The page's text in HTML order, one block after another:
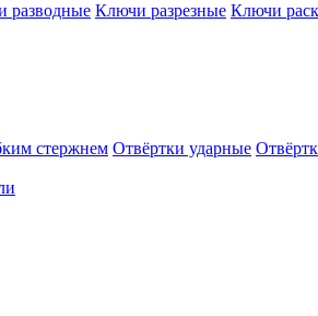
разводные Ключи разрезные Ключи
стержнем Отвёртки ударные